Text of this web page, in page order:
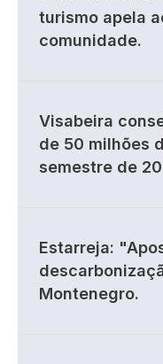
turismo apela
comunidade.
Visabeira
de 50 milhões
semestre de
Estarreja:
Montenegro.